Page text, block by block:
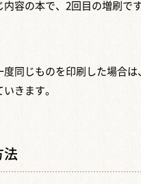
容の本で、2回目の増刷で
度同じものを印刷した場合
きます。
法